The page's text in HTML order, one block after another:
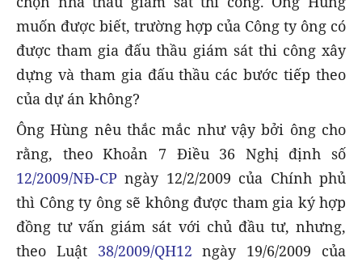
muốn được biết, trường hợp của Công ty ông có
được tham gia đấu thầu giám sát thi công xây
dựng và tham gia đấu thầu các bước tiếp theo
của dự án không?
Ông Hùng nêu thắc mắc như vậy bởi ông cho
rằng, theo Khoản 7 Điều 36 Nghị định số
12/2009/NĐ-CP ngày 12/2/2009 của Chính phủ
thì Công ty ông sẽ không được tham gia ký hợp
đồng tư vấn giám sát với chủ đầu tư, nhưng,
theo Luật 38/2009/QH12 ngày 19/6/2009 của